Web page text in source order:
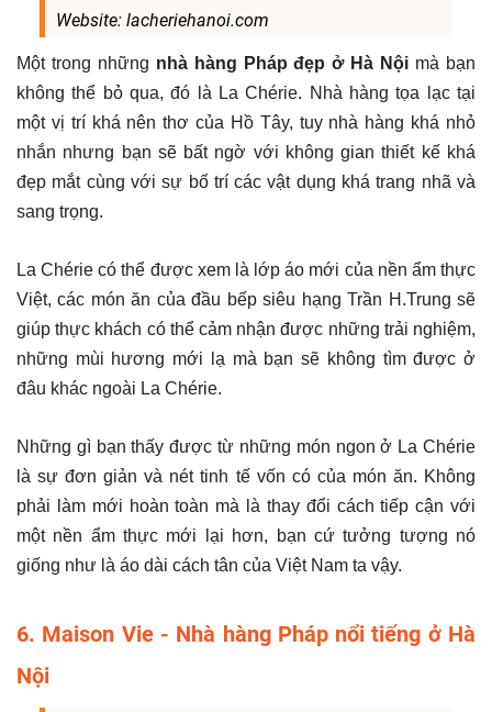
Website: lacheriehanoi.com
Một trong những nhà hàng Pháp đẹp ở Hà Nội mà bạn
không thể bỏ qua, đó là La Chérie. Nhà hàng tọa lạc tại
một vị trí khá nên thơ của Hồ Tây, tuy nhà hàng khá nhỏ
nhắn nhưng bạn sẽ bất ngờ với không gian thiết kế khá
đẹp mắt cùng với sự bố trí các vật dụng khá trang nhã và
sang trọng.
La Chérie có thể được xem là lớp áo mới của nền ẩm thực
Việt, các món ăn của đầu bếp siêu hạng Trần H.Trung sẽ
giúp thực khách có thể cảm nhận được những trải nghiệm,
những mùi hương mới lạ mà bạn sẽ không tìm được ở
đâu khác ngoài La Chérie.
Những gì bạn thấy được từ những món ngon ở La Chérie
là sự đơn giản và nét tinh tế vốn có của món ăn. Không
phải làm mới hoàn toàn mà là thay đổi cách tiếp cận với
một nền ẩm thực mới lại hơn, bạn cứ tưởng tượng nó
giống như là áo dài cách tân của Việt Nam ta vậy.
6. Maison Vie - Nhà hàng Pháp nổi tiếng ở Hà
Nội